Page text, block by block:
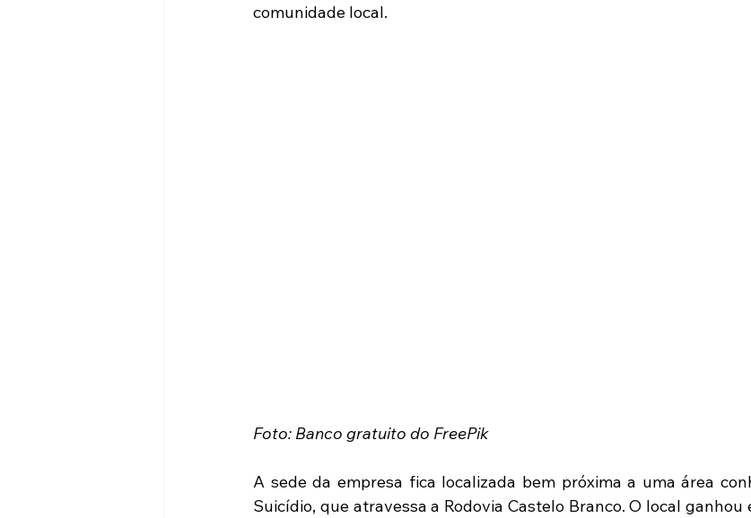
comunidade local.
Foto: Banco gratuito do FreePik
A sede da empresa fica localizada bem próxima a uma área
Suicídio, que atravessa a Rodovia Castelo Branco. O local ganhou